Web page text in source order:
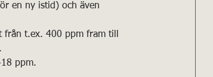
en ny istid) och även
från t.ex. 400 ppm fram till
ppm.